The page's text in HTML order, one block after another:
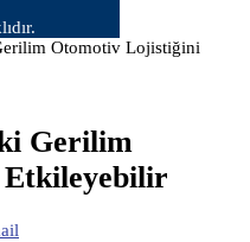
Otomotiv Lojistiğini
Gerilim